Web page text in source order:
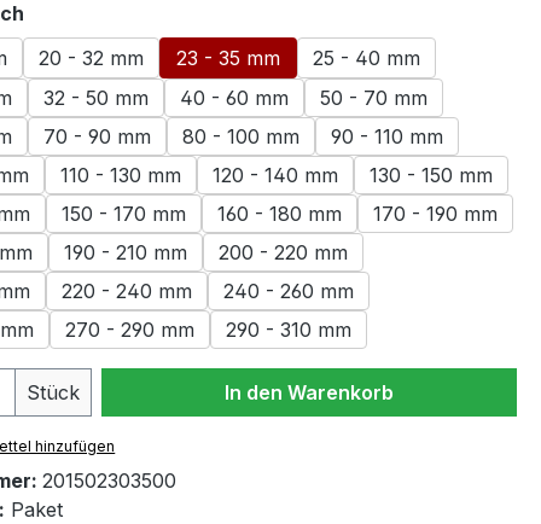
20 - 32 mm 23 - 35 mm
25 - 40 mm
32 - 50 mm 40 - 60 mm
50 - 70 mm
70 - 90 mm 80 - 100 mm
90 - 110 mm
110 - 130 mm 120 - 140 mm
130 - 150 mm
150 - 170 mm 160 - 180 mm
170 - 190 mm
190 - 210 mm
200 - 220 mm
220 - 240 mm
240 - 260 mm
270 - 290 mm 290 - 310 mm
Gib den gewünschten Wert
Stück In den Warenkorb
hinzufügen
201502303500
Paket